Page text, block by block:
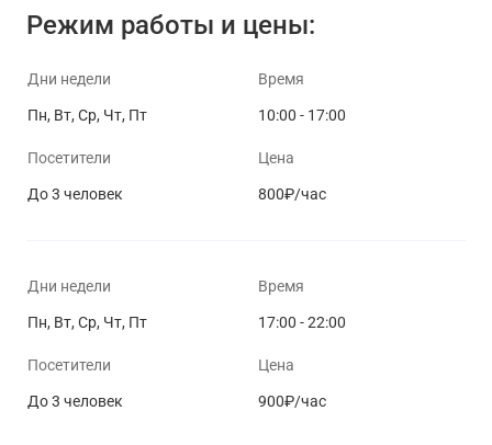
Режим работы и цены:
Дни недели
Пн, Вт, Ср, Чт, Пт
Время
10:00 - 17:00
Посетители
До 3 человек
Цена
800₽/час
Дни недели
Пн, Вт, Ср, Чт, Пт
Время
17:00 - 22:00
Посетители
До 3 человек
Цена
900₽/час